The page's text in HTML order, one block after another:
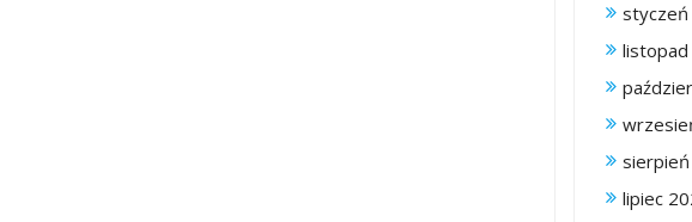
styczeń
lipiec